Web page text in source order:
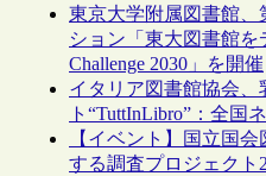
東京大学附属図書館、
ション「東大図書館を
Challenge 2030」を開催
イタリア図書館協会
ト“TuttInLibro”：全国
【イベント】国立国
する調査プロジェクト